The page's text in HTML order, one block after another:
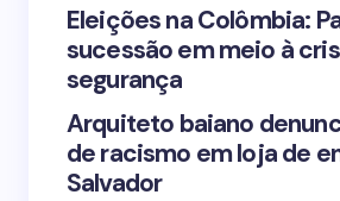
Your Comment *
Save my name and email in this
Eleições na Colômbia:
sucessão em meio à
segurança
Arquiteto baiano
de racismo em loja de
Salvador